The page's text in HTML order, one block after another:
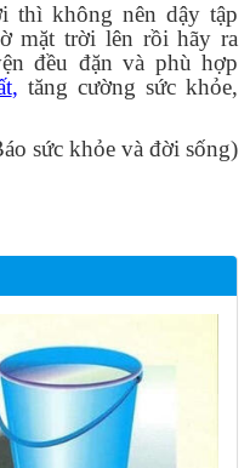
thì không nên dậy tập
mặt trời lên rồi hãy ra
đều đặn và phù hợp
, tăng cường sức khỏe,
sức khỏe và đời sống)